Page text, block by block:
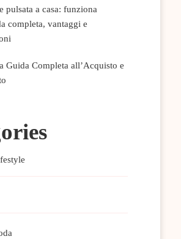
pulsata a casa: funziona
completa, vantaggi e
Guida Completa all’Acquisto e